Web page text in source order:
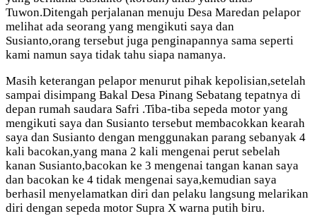
Tuwon.Ditengah perjalanan menuju Desa Maredan pelapor
melihat ada seorang yang mengikuti saya dan
Susianto,orang tersebut juga penginapannya sama seperti
kami namun saya tidak tahu siapa namanya.
Masih keterangan pelapor menurut pihak kepolisian,setelah
sampai disimpang Bakal Desa Pinang Sebatang tepatnya di
depan rumah saudara Safri .Tiba-tiba sepeda motor yang
mengikuti saya dan Susianto tersebut membacokkan kearah
saya dan Susianto dengan menggunakan parang sebanyak 4
kali bacokan,yang mana 2 kali mengenai perut sebelah
kanan Susianto,bacokan ke 3 mengenai tangan kanan saya
dan bacokan ke 4 tidak mengenai saya,kemudian saya
berhasil menyelamatkan diri dan pelaku langsung melarikan
diri dengan sepeda motor Supra X warna putih biru.